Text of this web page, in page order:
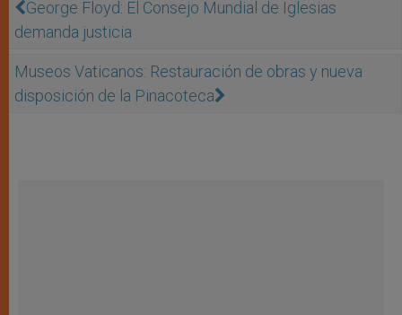
George Floyd: El Consejo Mundial de Iglesias
demanda justicia
Museos Vaticanos: Restauración de obras y nueva
disposición de la Pinacoteca